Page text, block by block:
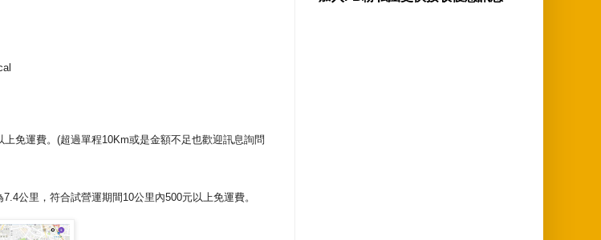
免運費。(超過單程10Km或是金額不足也歡迎訊息詢問
公里，符合試營運期間10公里內500元以上免運費。